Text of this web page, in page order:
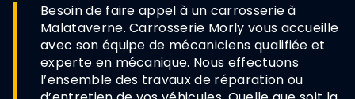
Besoin de faire appel à un carrosserie à
Malataverne. Carrosserie Morly vous accueille
avec son équipe de mécaniciens qualifiée et
experte en mécanique. Nous effectuons
l’ensemble des travaux de réparation ou